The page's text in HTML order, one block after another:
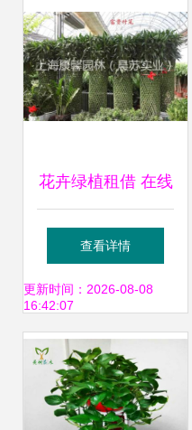
花卉绿植租借 在线
删除服务指南与注
意事项
查看详情
更新时间：2026-08-08
16:42:07